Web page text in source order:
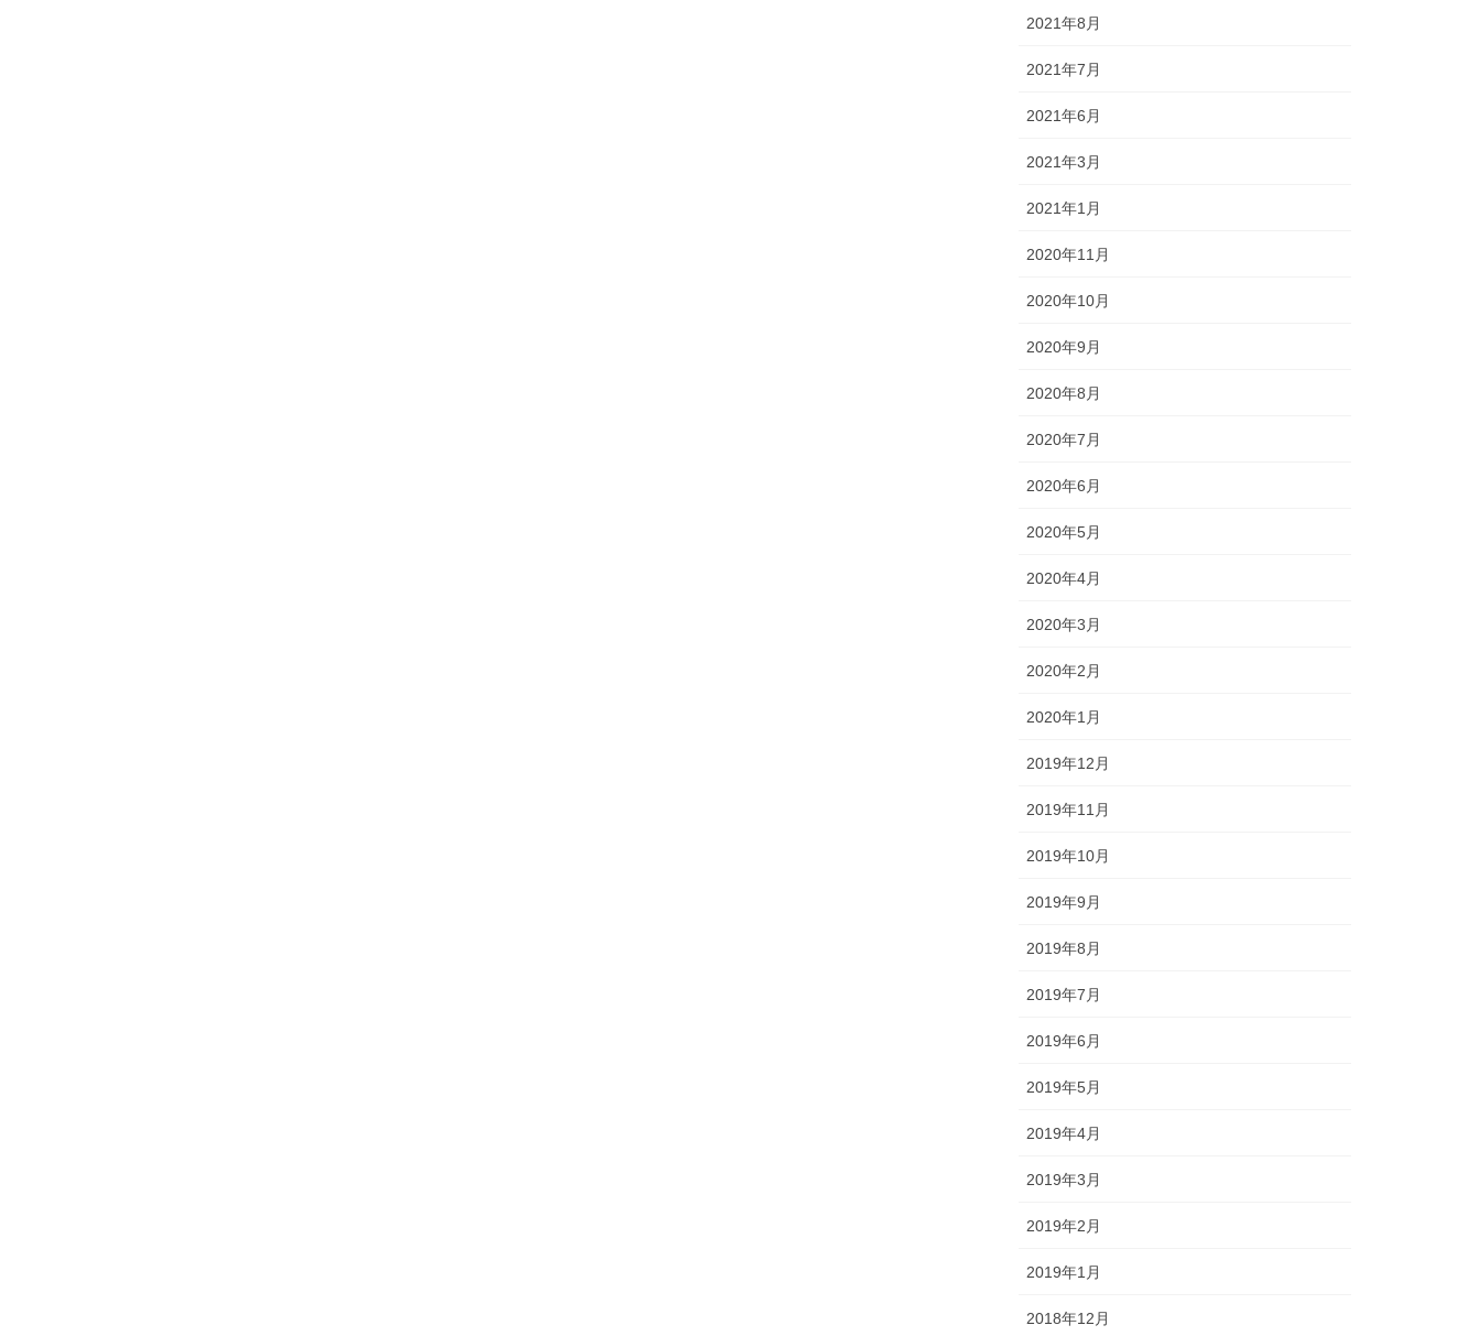
2021年8月
2021年7月
2021年6月
2021年3月
2021年1月
2020年11月
2020年10月
2020年9月
2020年8月
2020年7月
2020年6月
2020年5月
2020年4月
2020年3月
2020年2月
2020年1月
2019年12月
2019年11月
2019年10月
2019年9月
2019年8月
2019年7月
2019年6月
2019年5月
2019年4月
2019年3月
2019年2月
2019年1月
2018年12月